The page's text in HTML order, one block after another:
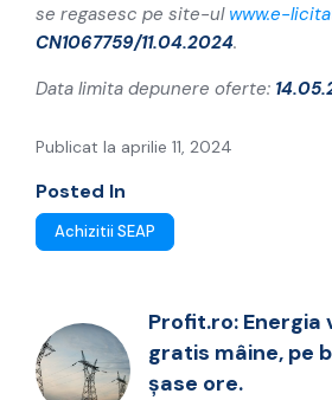
se regasesc pe site-ul www.e-
CN1067759/11.04.2024.
Data limita depunere oferte:
Publicat la aprilie 11, 2024
Posted In
Achizitii SEAP
Profit.ro: Energia
gratis mâine, pe
șase ore.